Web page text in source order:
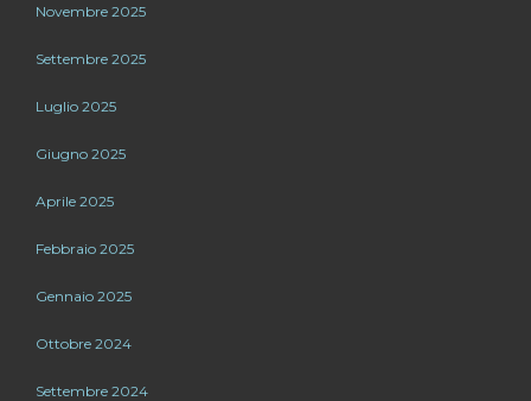
Novembre 2025
Settembre 2025
Luglio 2025
Giugno 2025
Aprile 2025
Febbraio 2025
Gennaio 2025
Ottobre 2024
Settembre 2024